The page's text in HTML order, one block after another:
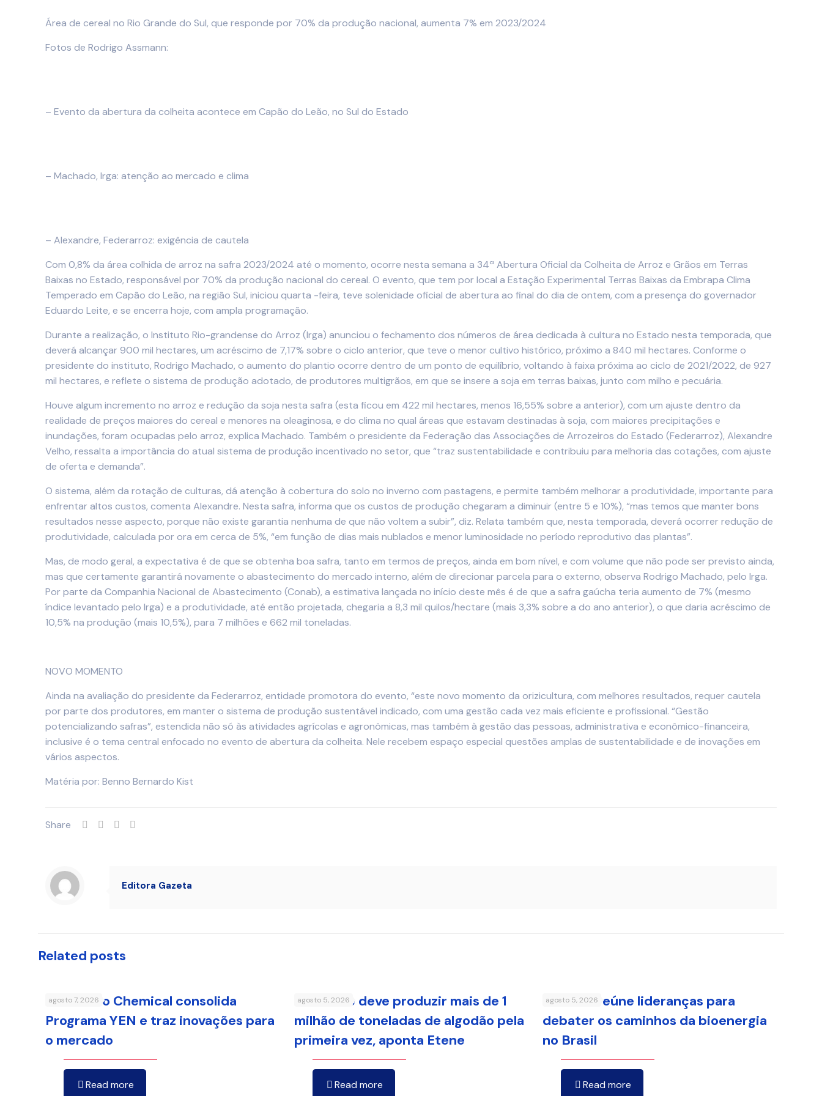
Área de cereal no Rio Grande do Sul, que responde por 70% da produção nacional, aumenta 7% em 2023/2024
Fotos de Rodrigo Assmann:
– Evento da abertura da colheita acontece em Capão do Leão, no Sul do Estado
– Machado, Irga: atenção ao mercado e clima
– Alexandre, Federarroz: exigência de cautela
Com 0,8% da área colhida de arroz na safra 2023/2024 até o momento, ocorre nesta semana a 34ª Abertura Oficial da Colheita de Arroz e Grãos em Terras
Baixas no Estado, responsável por 70% da produção nacional do cereal. O evento, que tem por local a Estação Experimental Terras Baixas da Embrapa Clima
Temperado em Capão do Leão, na região Sul, iniciou quarta -feira, teve solenidade oficial de abertura ao final do dia de ontem, com a presença do governador
Eduardo Leite, e se encerra hoje, com ampla programação.
Durante a realização, o Instituto Rio-grandense do Arroz (Irga) anunciou o fechamento dos números de área dedicada à cultura no Estado nesta temporada, que
deverá alcançar 900 mil hectares, um acréscimo de 7,17% sobre o ciclo anterior, que teve o menor cultivo histórico, próximo a 840 mil hectares. Conforme o
presidente do instituto, Rodrigo Machado, o aumento do plantio ocorre dentro de um ponto de equilíbrio, voltando à faixa próxima ao ciclo de 2021/2022, de 927
mil hectares, e reflete o sistema de produção adotado, de produtores multigrãos, em que se insere a soja em terras baixas, junto com milho e pecuária.
Houve algum incremento no arroz e redução da soja nesta safra (esta ficou em 422 mil hectares, menos 16,55% sobre a anterior), com um ajuste dentro da
realidade de preços maiores do cereal e menores na oleaginosa, e do clima no qual áreas que estavam destinadas à soja, com maiores precipitações e
inundações, foram ocupadas pelo arroz, explica Machado. Também o presidente da Federação das Associações de Arrozeiros do Estado (Federarroz), Alexandre
Velho, ressalta a importância do atual sistema de produção incentivado no setor, que “traz sustentabilidade e contribuiu para melhoria das cotações, com ajuste
de oferta e demanda”.
O sistema, além da rotação de culturas, dá atenção à cobertura do solo no inverno com pastagens, e permite também melhorar a produtividade, importante para
enfrentar altos custos, comenta Alexandre. Nesta safra, informa que os custos de produção chegaram a diminuir (entre 5 e 10%), “mas temos que manter bons
resultados nesse aspecto, porque não existe garantia nenhuma de que não voltem a subir”, diz. Relata também que, nesta temporada, deverá ocorrer redução de
produtividade, calculada por ora em cerca de 5%, “em função de dias mais nublados e menor luminosidade no período reprodutivo das plantas”.
Mas, de modo geral, a expectativa é de que se obtenha boa safra, tanto em termos de preços, ainda em bom nível, e com volume que não pode ser previsto ainda,
mas que certamente garantirá novamente o abastecimento do mercado interno, além de direcionar parcela para o externo, observa Rodrigo Machado, pelo Irga.
Por parte da Companhia Nacional de Abastecimento (Conab), a estimativa lançada no início deste mês é de que a safra gaúcha teria aumento de 7% (mesmo
índice levantado pelo Irga) e a produtividade, até então projetada, chegaria a 8,3 mil quilos/hectare (mais 3,3% sobre a do ano anterior), o que daria acréscimo de
10,5% na produção (mais 10,5%), para 7 milhões e 662 mil toneladas.
NOVO MOMENTO
Ainda na avaliação do presidente da Federarroz, entidade promotora do evento, “este novo momento da orizicultura, com melhores resultados, requer cautela
por parte dos produtores, em manter o sistema de produção sustentável indicado, com uma gestão cada vez mais eficiente e profissional. “Gestão
potencializando safras”, estendida não só às atividades agrícolas e agronômicas, mas também à gestão das pessoas, administrativa e econômico-financeira,
inclusive é o tema central enfocado no evento de abertura da colheita. Nele recebem espaço especial questões amplas de sustentabilidade e de inovações em
vários aspectos.
Matéria por: Benno Bernardo Kist
Share
Editora Gazeta
Related posts
agosto 7, 2026
Sumitomo Chemical consolida
Programa YEN e traz inovações para
o mercado
Read more
agosto 5, 2026
Nordeste deve produzir mais de 1
milhão de toneladas de algodão pela
primeira vez, aponta Etene
Read more
agosto 5, 2026
FenaBio reúne lideranças para
debater os caminhos da bioenergia
no Brasil
Read more